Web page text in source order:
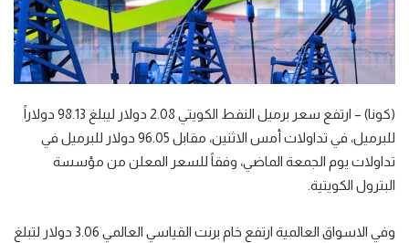
(كونا) – ارتفع سعر برميل النفط الكويتي 2.08 دولار ليبلغ 98.13 دولاراً
للبرميل، في تداولات أمس الاثنين، مقابل 96.05 دولار للبرميل في
تداولات يوم الجمعة الماضي، وفقاً للسعر المعلن من مؤسسة
البترول الكويتية.
وفي الاسواق العالمية ارتفع خام برنت القياسي العالمي 3.06 دولار لتبلغ